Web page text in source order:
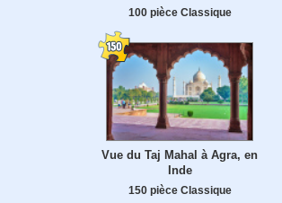
100 pièce Classique
Vue du Taj Mahal à Agra, en
Inde
150 pièce Classique